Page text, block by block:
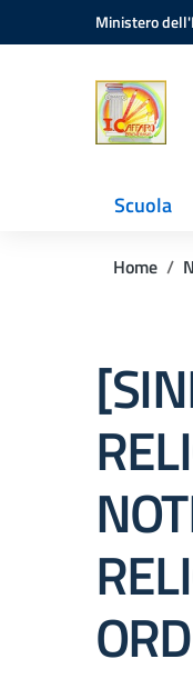
Vai ai contenuti
Vai al menu di navigazione
Ministero
Scuola
Home